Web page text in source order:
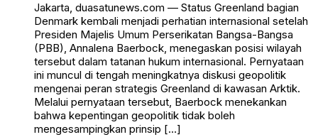
Jakarta, duasatunews.com — Status Greenland bagian
Denmark kembali menjadi perhatian internasional setelah
Presiden Majelis Umum Perserikatan Bangsa-Bangsa
(PBB), Annalena Baerbock, menegaskan posisi wilayah
tersebut dalam tatanan hukum internasional. Pernyataan
ini muncul di tengah meningkatnya diskusi geopolitik
mengenai peran strategis Greenland di kawasan Arktik.
Melalui pernyataan tersebut, Baerbock menekankan
bahwa kepentingan geopolitik tidak boleh
mengesampingkan prinsip […]